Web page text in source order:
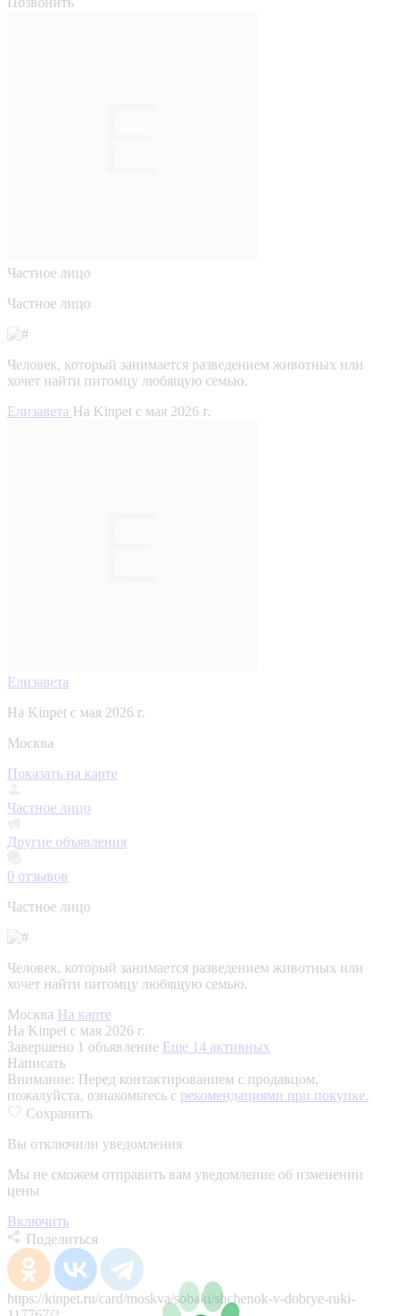
Частное лицо
Частное лицо
Человек, который занимается разведением животных или
хочет найти питомцу любящую семью.
Елизавета На Kinpet c мая 2026 г.
Елизавета
На Kinpet c мая 2026 г.
Москва
Показать на карте
Частное лицо
Другие объявления
0 отзывов
Частное лицо
Человек, который занимается разведением животных или
хочет найти питомцу любящую семью.
Москва На карте
На Kinpet c мая 2026 г.
Завершено 1 объявление Еще 14 активных
Написать
Внимание: Перед контактированием с продавцом,
пожалуйста, ознакомьтесь с рекомендациями при покупке.
Сохранить
Вы отключили уведомления
Мы не сможем отправить вам уведомление об изменении
цены
Включить
Поделиться
https://kinpet.ru/card/moskva/sobaki/shchenok-v-dobrye-ruki-